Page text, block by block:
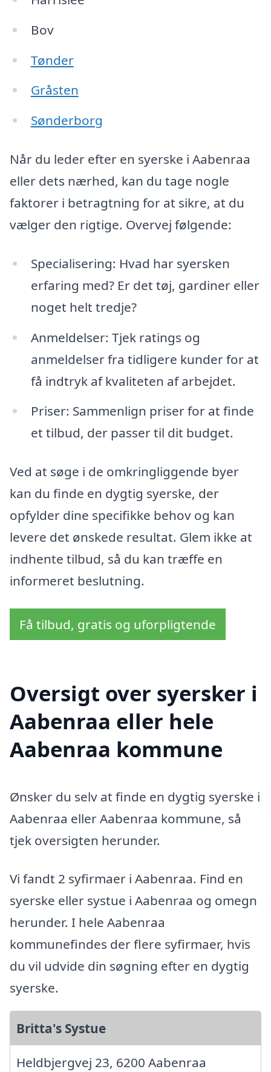
Bov
Tønder
Gråsten
Sønderborg
Når du leder efter en syerske i Aabenraa
eller dets nærhed, kan du tage nogle
faktorer i betragtning for at sikre, at du
vælger den rigtige. Overvej følgende:
Specialisering: Hvad har syersken
erfaring med? Er det tøj, gardiner eller
noget helt tredje?
Anmeldelser: Tjek ratings og
anmeldelser fra tidligere kunder for at
få indtryk af kvaliteten af arbejdet.
Priser: Sammenlign priser for at finde
et tilbud, der passer til dit budget.
Ved at søge i de omkringliggende byer
kan du finde en dygtig syerske, der
opfylder dine specifikke behov og kan
levere det ønskede resultat. Glem ikke at
indhente tilbud, så du kan træffe en
informeret beslutning.
Få tilbud, gratis og uforpligtende
Oversigt over syersker i
Aabenraa eller hele
Aabenraa kommune
Ønsker du selv at finde en dygtig syerske i
Aabenraa eller Aabenraa kommune, så
tjek oversigten herunder.
Vi fandt 2 syfirmaer i Aabenraa. Find en
syerske eller systue i Aabenraa og omegn
herunder. I hele Aabenraa
kommunefindes der flere syfirmaer, hvis
du vil udvide din søgning efter en dygtig
syerske.
Britta's Systue
Heldbjergvej 23, 6200 Aabenraa